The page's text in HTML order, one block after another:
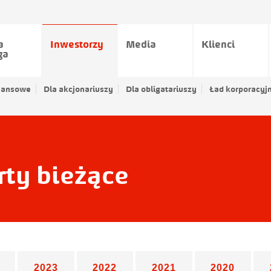
Inwestorzy
Dla akcjonariuszy Dla obligatariuszy Ład
Media Klienci
bieżące
2023 2022 2021 2020